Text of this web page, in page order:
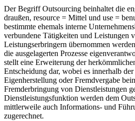
Der Begriff Outsourcing beinhaltet die
draußen, resource = Mittel und use =
bestimmte ehemals interne
verbundene Tätigkeiten und Leistungen
Leistungserbringern übernommen
die ausgelagerten Prozesse
stellt eine Erweiterung der
Entscheidung dar, wobei es innerhalb
Eigenherstellung oder Fremdvergabe
Fremderbringung von Dienstleistungen
Dienstleistungsfunktion werden dem
mittlerweile auch Informations- und
zugerechnet.